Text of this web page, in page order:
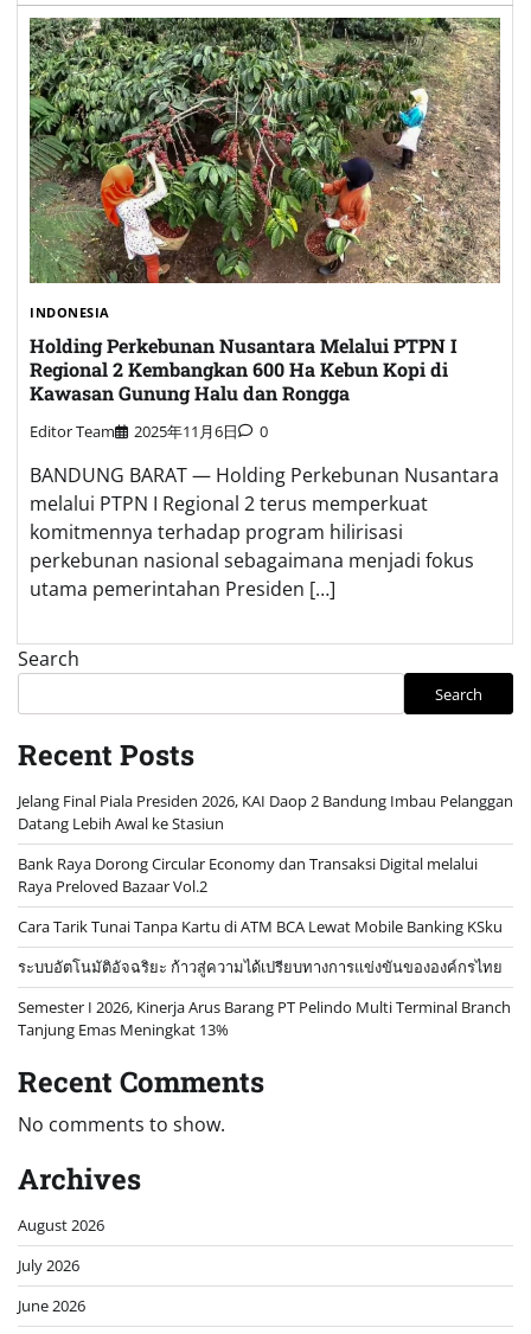
INDONESIA
Holding Perkebunan Nusantara Melalui PTPN I
Regional 2 Kembangkan 600 Ha Kebun Kopi di
Kawasan Gunung Halu dan Rongga
Editor Team 2025年11月6日 0
BANDUNG BARAT — Holding Perkebunan Nusantara
melalui PTPN I Regional 2 terus memperkuat
komitmennya terhadap program hilirisasi
perkebunan nasional sebagaimana menjadi fokus
utama pemerintahan Presiden […]
Search
Search
Recent Posts
Jelang Final Piala Presiden 2026, KAI Daop 2 Bandung Imbau Pelanggan
Datang Lebih Awal ke Stasiun
Bank Raya Dorong Circular Economy dan Transaksi Digital melalui
Raya Preloved Bazaar Vol.2
Cara Tarik Tunai Tanpa Kartu di ATM BCA Lewat Mobile Banking KSku
ระบบอัตโนมัติอัจฉริยะ ก้าวสู่ความได้เปรียบทางการแข่งขันขององค์กรไทย
Semester I 2026, Kinerja Arus Barang PT Pelindo Multi Terminal Branch
Tanjung Emas Meningkat 13%
Recent Comments
No comments to show.
Archives
August 2026
July 2026
June 2026